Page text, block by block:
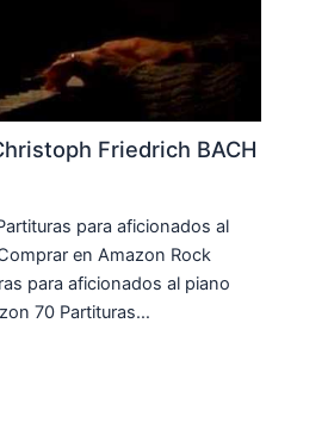
Friedrich BACH
para aficionados al
en Amazon Rock
para aficionados al piano
70 Partituras…